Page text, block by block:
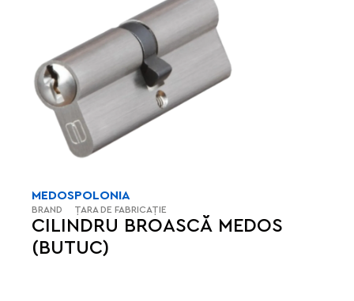
CILINDRU BROASCĂ MEDOS
(BUTUC)
MEDOS
BRAND
POLONIA
ȚARA DE FABRICAȚIE